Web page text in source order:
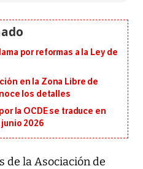
por reformas a la Ley de
en la Zona Libre de
los detalles
la OCDE se traduce en
2026
de la Asociación de